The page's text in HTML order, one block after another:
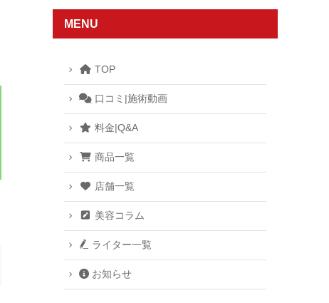
MENU
TOP
口コミ|施術動画
料金|Q&A
商品一覧
店舗一覧
美容コラム
ライター一覧
お知らせ